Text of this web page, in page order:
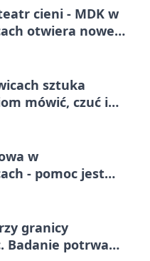
cieni - MDK w
otwiera nowe
sztuka
mówić, czuć i
w
- pomoc jest
granicy
Badanie potrwa